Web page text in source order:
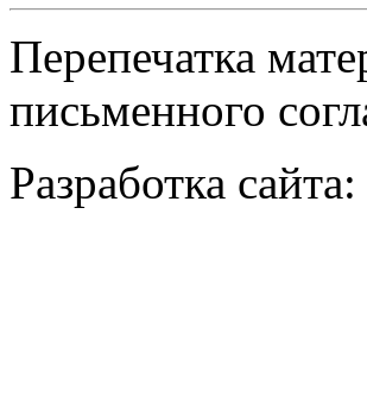
Перепечатка
письменного
Разработка сайта: